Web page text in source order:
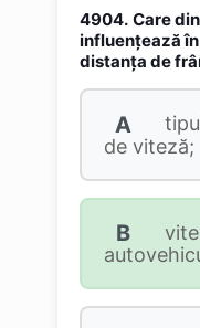
4904. Care
influențează
distanţa de
A
de viteză;
B